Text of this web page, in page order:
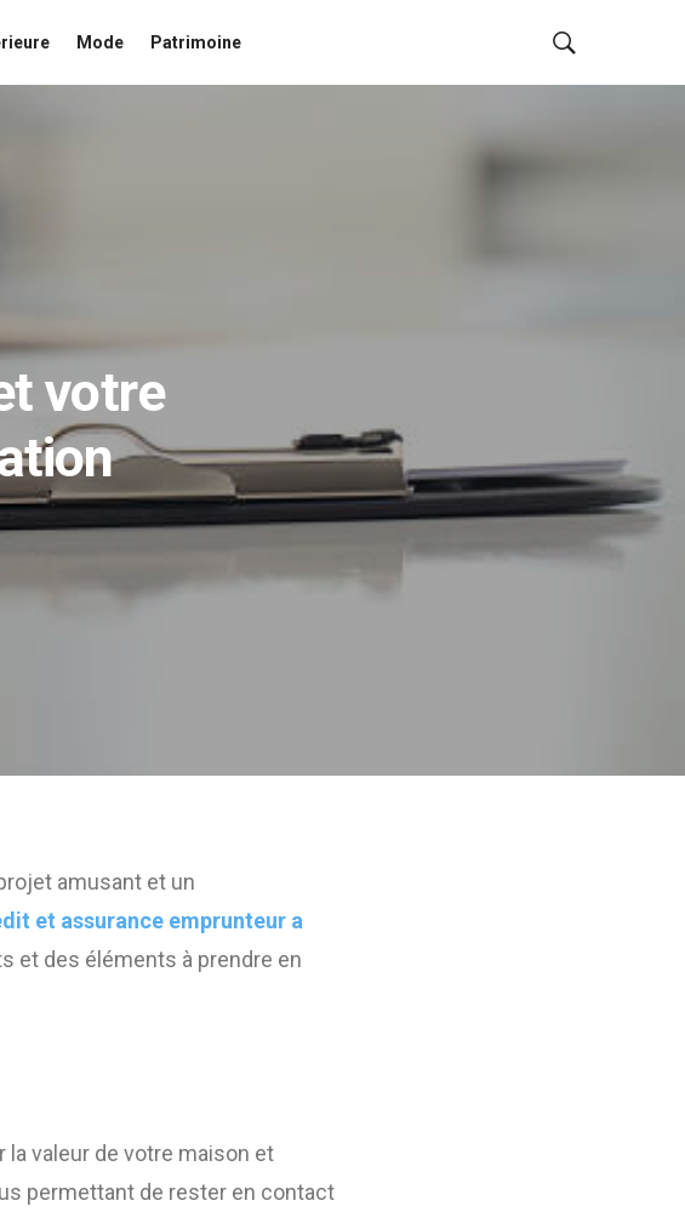
Mode Patrimoine
votre
amusant et un
et assurance emprunteur a
et des éléments à prendre en
la valeur de votre maison et
permettant de rester en contact